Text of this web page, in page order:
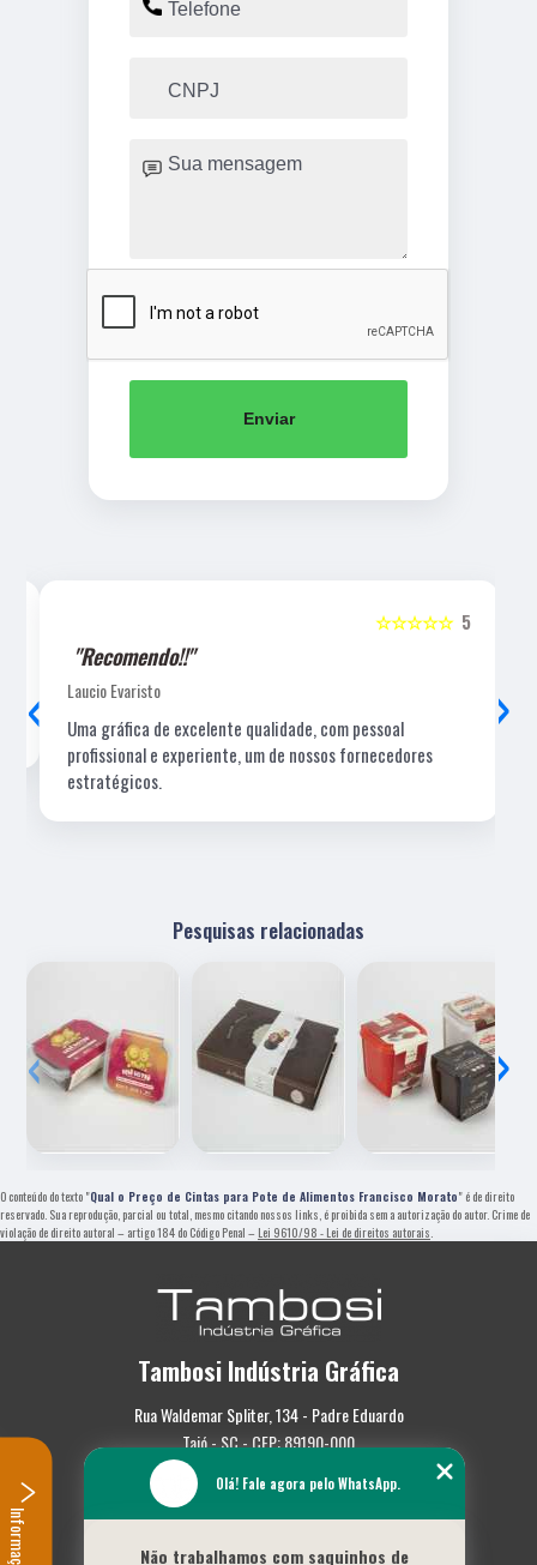
Enviar
5
☆☆☆☆☆
"Recomendo!!"
Laucio Evaristo
Uma gráfica de excelente qualidade, com pessoal
profissional e experiente, um de nossos fornecedores
estratégicos.
‹ ›
Pesquisas relacionadas
‹ ›
O conteúdo do texto "Qual o Preço de Cintas para Pote de Alimentos Francisco Morato" é de direito
reservado. Sua reprodução, parcial ou total, mesmo citando nossos links, é proibida sem a autorização do autor. Crime de
violação de direito autoral – artigo 184 do Código Penal – Lei 9610/98 - Lei de direitos autorais
Tambosi Indústria Gráfica
Rua Waldemar Spliter, 134 - Padre Eduardo
Taió - SC - CEP: 89190-000
(47) 3562-0587
Empresa
Olá! Fale agora pelo WhatsApp.
Não trabalhamos com saquinhos de
Informações